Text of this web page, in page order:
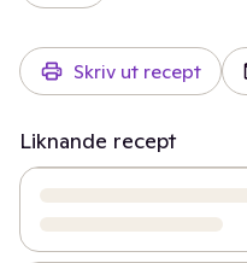
Skriv ut recept
Liknande recept